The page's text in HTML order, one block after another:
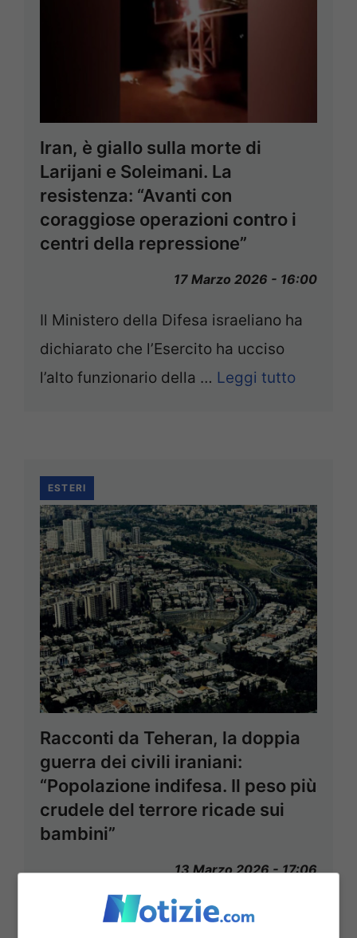
Iran, è giallo sulla morte di
Larijani e Soleimani. La
resistenza: “Avanti con
coraggiose operazioni contro i
centri della repressione”
17 Marzo 2026 - 16:00
Il Ministero della Difesa israeliano ha
dichiarato che l’Esercito ha ucciso
l’alto funzionario della … Leggi tutto
ESTERI
Racconti da Teheran, la doppia
guerra dei civili iraniani:
“Popolazione indifesa. Il peso più
crudele del terrore ricade sui
bambini”
13 Marzo 2026 - 17:06
“Gli attacchi aerei continui e le notizie